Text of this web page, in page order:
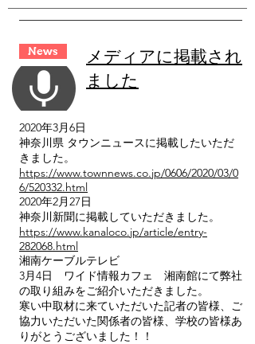
News
メディアに掲載され
ました
2020年3月6日
神奈川県 タウンニュースに掲載したいただ
きました。
https://www.townnews.co.jp/0606/2020/03/0
6/520332.html
2020年2月27日
神奈川新聞に掲載していただきました。
https://www.kanaloco.jp/article/entry-
282068.html
湘南ケーブルテレビ
3月4日 ワイド情報カフェ 湘南館にて弊社
の取り組みをご紹介いただきました。
寒い中取材に来ていただいた記者の皆様、ご
協力いただいた関係者の皆様、学校の皆様あ
りがとうございました！！